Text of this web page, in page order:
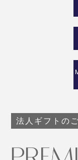
法人ギフトの